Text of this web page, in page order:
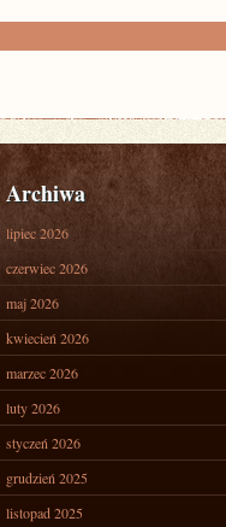
Archiwa
lipiec 2026
czerwiec 2026
maj 2026
kwiecień 2026
marzec 2026
luty 2026
styczeń 2026
grudzień 2025
listopad 2025